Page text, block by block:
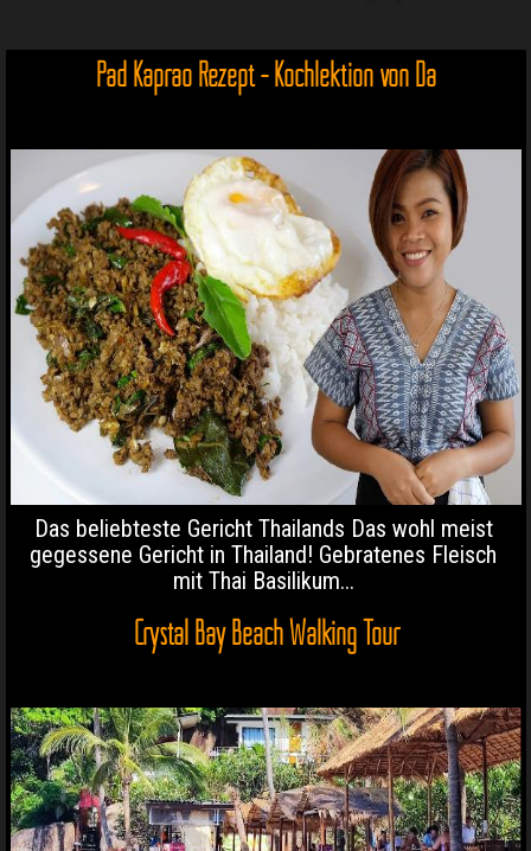
Pad Kaprao Rezept - Kochlektion von Da
Das beliebteste Gericht Thailands Das wohl meist
gegessene Gericht in Thailand! Gebratenes Fleisch
mit Thai Basilikum...
Crystal Bay Beach Walking Tour